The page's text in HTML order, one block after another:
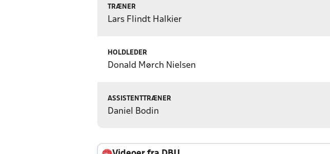
TRÆNER
Lars Flindt Halkier
HOLDLEDER
Donald Mørch Nielsen
ASSISTENTTRÆNER
Daniel Bodin